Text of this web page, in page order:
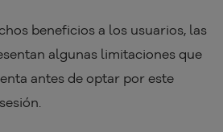
beneficios a los usuarios, las
algunas limitaciones que
antes de optar por este